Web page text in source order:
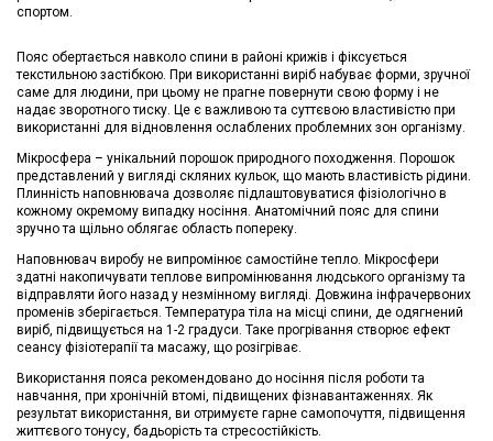
спортом.
Пояс обертається навколо спини в районі крижів і фіксується
текстильною застібкою. При використанні виріб набуває форми, зручної
саме для людини, при цьому не прагне повернути свою форму і не
надає зворотного тиску. Це є важливою та суттєвою властивістю при
використанні для відновлення ослаблених проблемних зон організму.
Мікросфера – унікальний порошок природного походження. Порошок
представлений у вигляді скляних кульок, що мають властивість рідини.
Плинність наповнювача дозволяє підлаштовуватися фізіологічно в
кожному окремому випадку носіння. Анатомічний пояс для спини
зручно та щільно облягає область попереку.
Наповнювач виробу не випромінює самостійне тепло. Мікросфери
здатні накопичувати теплове випромінювання людського організму та
відправляти його назад у незмінному вигляді. Довжина інфрачервоних
променів зберігається. Температура тіла на місці спини, де одягнений
виріб, підвищується на 1-2 градуси. Таке прогрівання створює ефект
сеансу фізіотерапії та масажу, що розігріває.
Використання пояса рекомендовано до носіння після роботи та
навчання, при хронічній втомі, підвищених фізнавантаженнях. Як
результат використання, ви отримуєте гарне самопочуття, підвищення
життєвого тонусу, бадьорість та стресостійкість.